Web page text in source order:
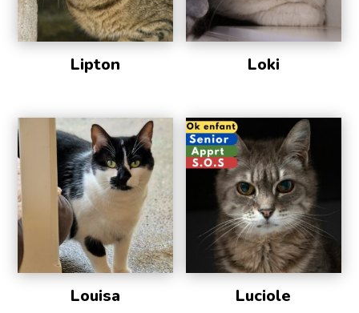
Lipton Loki
Louisa Luciole